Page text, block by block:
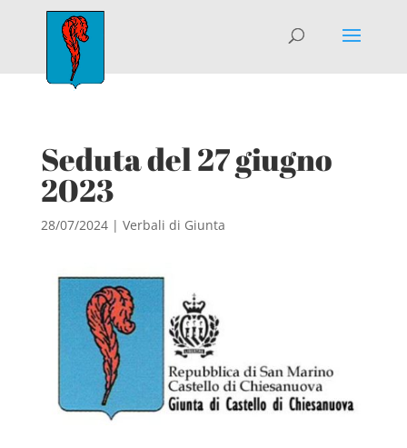
Seduta del 27 giugno
2023
28/07/2024| Verbali di Giunta